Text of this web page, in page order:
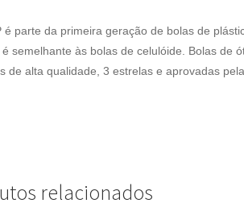
é parte da primeira geração de bolas de
semelhante às bolas de celulóide. Bolas de
de alta qualidade, 3 estrelas e aprovadas
relacionados